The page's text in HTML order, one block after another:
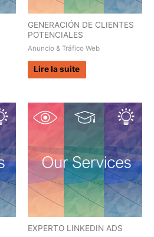
GENERACIÓN DE CLIENTES
POTENCIALES
Anuncio & Tráfico Web
Lire la suite
EXPERTO LINKEDIN ADS